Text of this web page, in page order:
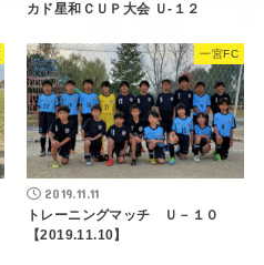
カド星和ＣＵＰ大会 Ｕ-１２
一宮FC
2019.11.11
トレーニングマッチ Ｕ－１０
【2019.11.10】